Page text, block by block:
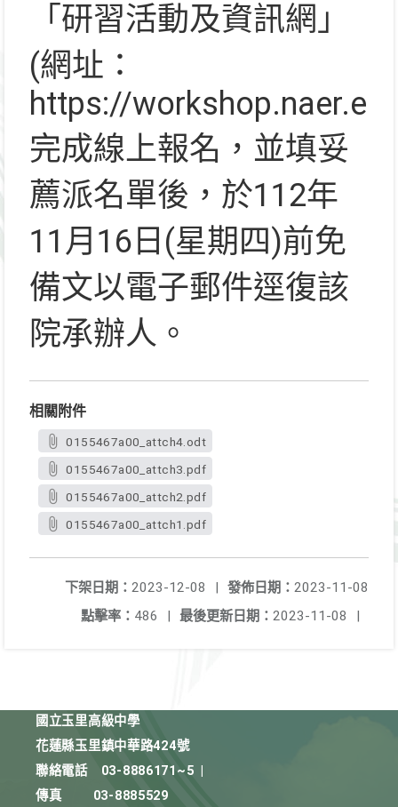
「研習活動及資訊網」
(網址：
https://
完成線上報名，並填妥
薦派名單後，於112年
11月16日(星期四)前免
備文以電子郵件逕復該
院承辦人。
相關附件
0155467a00_attch4.odt
0155467a00_attch3.pdf
0155467a00_attch2.pdf
0155467a00_attch1.pdf
發佈日期： 2023-11-08
下架日期： 2023-12-08
|
最後更新日期： 2023-11-08 |
點擊率： 486 |
國立玉里高級中學
花蓮縣玉里鎮中華路424號
聯絡電話
03-8886171~5
傳真
03-8885529